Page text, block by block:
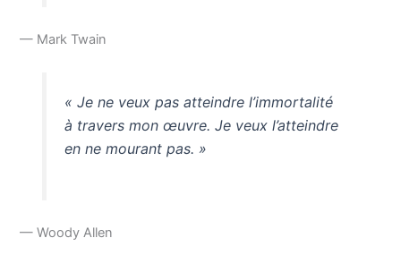
— Mark Twain
« Je ne veux pas atteindre l’immortalité
à travers mon œuvre. Je veux l’atteindre
en ne mourant pas. »
— Woody Allen